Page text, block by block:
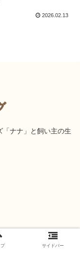
2026.02.13
ナナ」と飼い主の生
プ サイドバー